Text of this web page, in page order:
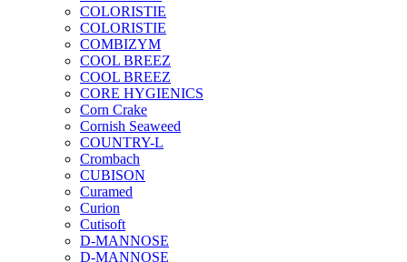
COLORISTIE
COLORISTIE
COMBIZYM
COOL BREEZ
COOL BREEZ
CORE HYGIENICS
Corn Crake
Cornish Seaweed
COUNTRY-L
Crombach
CUBISON
Curamed
Curion
Cutisoft
D-MANNOSE
D-MANNOSE